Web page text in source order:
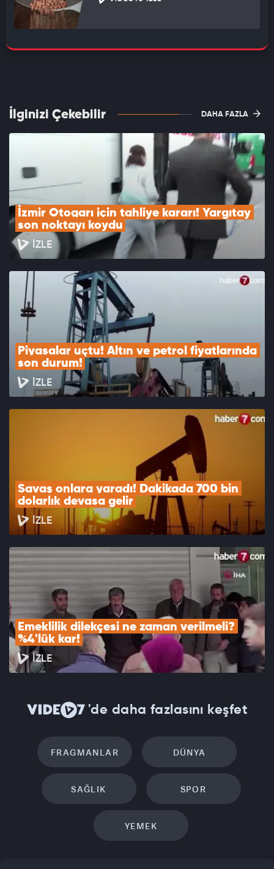
İlginizi Çekebilir DAHA FAZLA
İzmir Otogarı için tahliye kararı! Yargıtay
son noktayı koydu
İZLE
Piyasalar uçtu! Altın ve petrol fiyatlarında
son durum!
İZLE
Savaş onlara yaradı! Dakikada 700 bin
dolarlık devasa gelir
İZLE
Emeklilik dilekçesi ne zaman verilmeli?
%4'lük kar!
İZLE
'de daha fazlasını keşfet
FRAGMANLAR DÜNYA
SAĞLIK SPOR
YEMEK